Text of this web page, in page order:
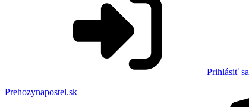
Prihlásiť sa
Prehozynapostel.sk